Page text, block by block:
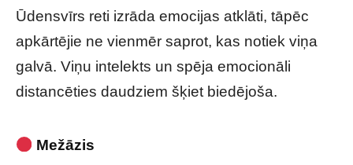
Ūdensvīrs reti izrāda emocijas atklāti, tāpēc
apkārtējie ne vienmēr saprot, kas notiek viņa
galvā. Viņu intelekts un spēja emocionāli
distancēties daudziem šķiet biedējoša.
Mežāzis